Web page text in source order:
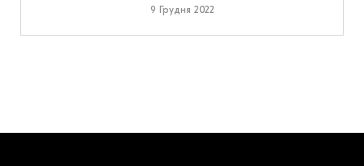
9 Грудня 2022